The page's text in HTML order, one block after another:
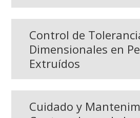
Control de
Dimensionales en
Extruídos
Cuidado y